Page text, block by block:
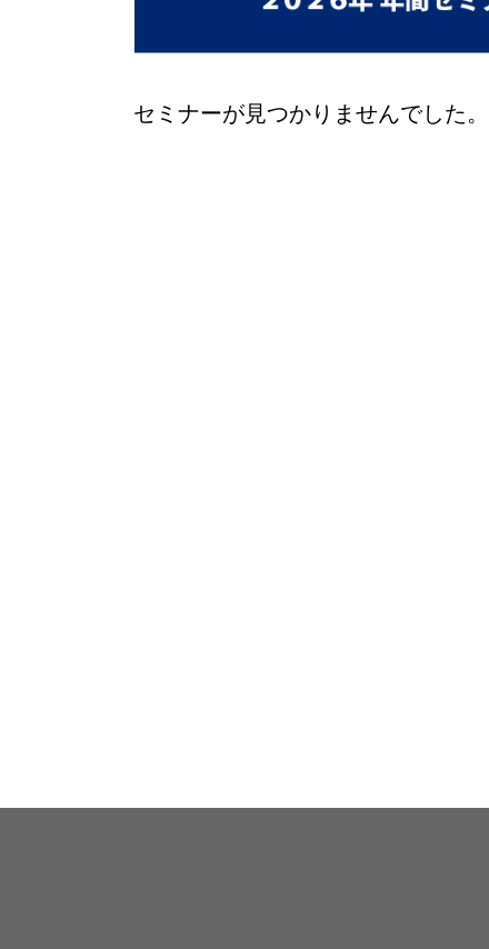
セミナーが見つかりませんでした。